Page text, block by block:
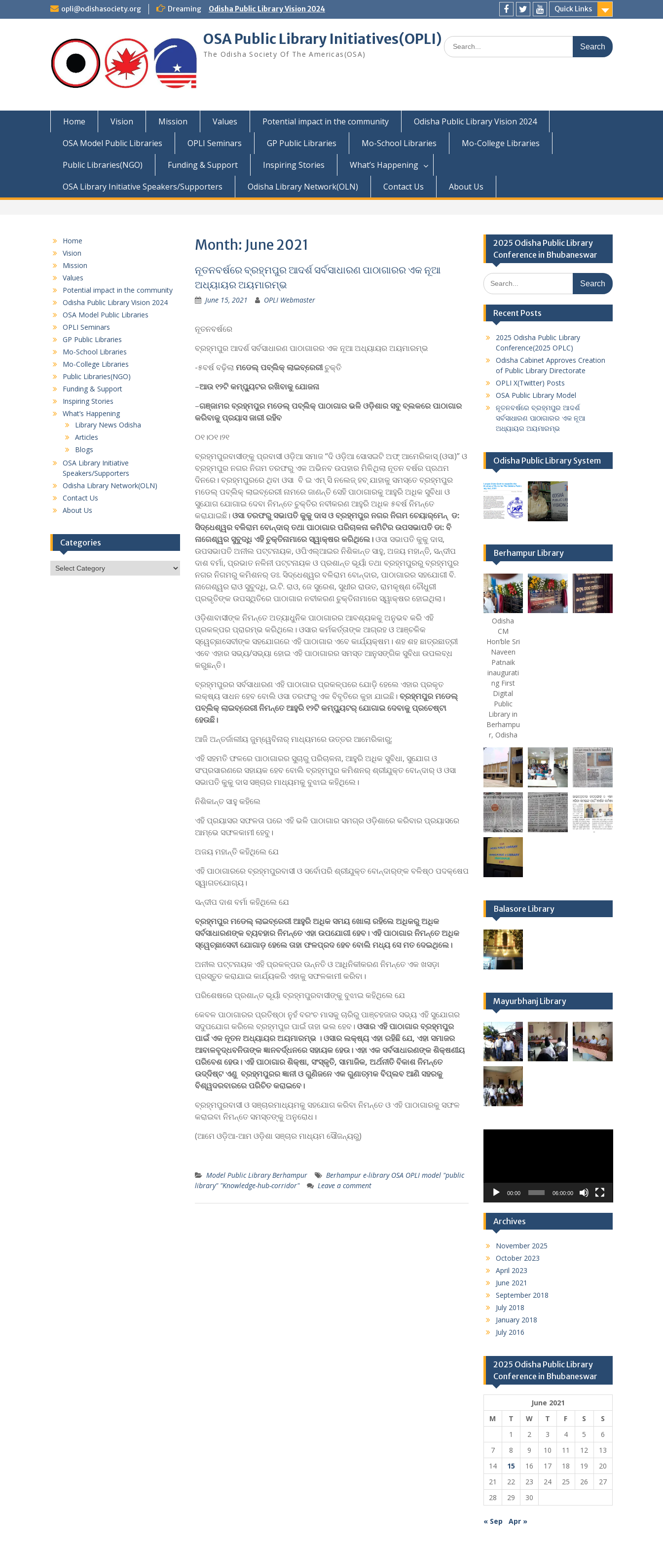
opli@odishasociety.org Dreaming Odisha Public Library Vision 2024
Quick Links
Facebook
TwitterYoutube
OSA Public Library Initiatives(OPLI)
The Odisha Society Of The Americas(OSA)
Search
for:
Home Vision Mission Values Potential impact in the community
Odisha Public Library Vision 2024
OSA Model Public Libraries
OPLI Seminars GP Public Libraries Mo-School Libraries
Mo-College Libraries
Public Libraries(NGO)
Funding & Support Inspiring Stories
What’s Happening
OSA Library Initiative Speakers/Supporters
Odisha Library Network(OLN) Contact Us About Us
Month: June 2021
ନୂତନବର୍ଷରେ ବ୍ରହ୍ମପୁର ଆଦର୍ଶ ସର୍ବସାଧାରଣ ପାଠାଗାରର ଏକ ନୂଆ
ଅଧ୍ୟାୟର ଅୟମାରମ୍ଭ
June 15, 2021 OPLI Webmaster
ନୂତନବର୍ଷରେ
ବ୍ରହ୍ମପୁର ଆଦର୍ଶ ସର୍ବସାଧାରଣ ପାଠାଗାରର ଏକ ନୂଆ ଅଧ୍ୟାୟର ଅୟମାରମ୍ଭ
-୫ବର୍ଷ ବଢ଼ିଲାମଡେଲ୍‌ ପବ୍ଲିକ୍‌ ଲାଇବ୍ରେରୀଚୁକ୍ତି
–ଆଉ ୧୨ଟି କମ୍ପ୍ୟୁଟର ରଖିବାକୁ ଯୋଜନା
–ଗଞ୍ଜାମର ବ୍ରହ୍ମପୁର ମଡେଲ୍‌ ପବ୍ଲିକ୍‌ ପାଠାଗାର ଭଳି ଓଡ଼ିଶାର ସବୁ ବ୍ଲକରେ ପାଠାଗାର
କରିବାକୁ ପ୍ରୟାସ ଜାରୀ ରହିବ
୦୧।୦୧।୨୧
ବ୍ରହ୍ମପୁରବାସୀଙ୍କୁ ପ୍ରବାସୀ ଓଡ଼ିଆ ସମାଜ “ଦି ଓଡ଼ିଆ ସୋସଇଟି ଅଫ୍‌ ଆମେରିକାସ୍‌ (ଓସା)” ଓ
ବ୍ରହ୍ମପୁର ନଗର ନିଗମ ତରଫରୁ ଏକ ଅଭିନବ ଉପହାର ମିଳିଥିଲା ନୂତନ ବର୍ଷର ପ୍ରଥମ
ଦିନରେ। ବ୍ରହ୍ମପୁରରେ ଥିବା ଓସା ବି ଇ ଏମ୍‌ ସି ନଲେଜ୍‌ ହବ୍‌ ଯାହାକୁ ସମସ୍ତେ ବ୍ରହ୍ମପୁର
ମଡେଲ୍‌ ପବ୍ଲିକ୍‌ ଲାଇବ୍ରେରୀ ନାମରେ ଜାଣନ୍ତି ସେହି ପାଠାଗାରକୁ ଆହୁରି ଅଧିକ ସୁବିଧା ଓ
ସୁଯୋଗ ଯୋଗାଇ ଦେବା ନିମନ୍ତେ ଚୁକ୍ତିର ନବୀକରଣ ଆହୁରି ଅଧିକ ୫ବର୍ଷ ନିମନ୍ତେ
କରାଯାଇଛି। ଓସା ତରଫରୁ ସଭାପତି କୁକୁ ଦାସ ଓ ବ୍ରହ୍ମପୁର ନଗର ନିଗମ ଚେୟାର୍‌ମେନ୍‌ ଡ:
ସିଦ୍ଧେଶ୍ୱର ବଳିରାମ ବୋନ୍ଦାର୍‌ ତଥା ପାଠାଗାର ପରିଚାଳନା କମିଟିର ଉପସଭାପତି ଡା: ବି
ନାଗେଶ୍ୱର ସୁବୁଦ୍ଧି ଏହି ଚୁକ୍ତିନାମାରେ ସ୍ୱାକ୍ଷର କରିଥିଲେ।ଓସା ସଭାପତି କୁକୁ ଦାସ,
ଉପସଭାପତି ଅନୀଲ ପଟ୍ଟନାୟକ, ଓପିଏଲ୍‌ଆଇର ନିଶିକାନ୍ତ ସାହୁ, ଅଜୟ ମହାନ୍ତି, ସନ୍ଦୀପ
ଦାଶ ବର୍ମା, ପ୍ରଭାତ ନଳିନୀ ପଟ୍ଟନାୟକ ଓ ପ୍ରଶାନ୍ତ ଭୂୟାଁ ତଥା ବ୍ରହ୍ମପୁରରୁ ବ୍ରହ୍ମପୁର
ନଗର ନିଗମରୁ କମିଶନର୍‌ ଡଃ. ସିଦ୍ଧେଶ୍ୱର ବଳିରାମ ବୋନ୍ଦାର, ପାଠାଗାରର ସହଯୋଗୀ ବି.
ନାଗେଶ୍ୱର ରାଓ ସୁବୁଦ୍ଧି, ଇ.ଟି. ରାଓ, ଜେ ସୁରେଶ, ସୁଧୀର ରାଉତ, ରାମକୃଷ୍ଣ ଚୌଧୁରୀ
ପ୍ରଭୃତିଙ୍କ ଉପସ୍ଥିତିରେ ପାଠାଗାର ନବୀକରଣ ଚୁକ୍ତିନାମାରେ ସ୍ୱାକ୍ଷର ହୋଇଥିଲା।
ଓଡ଼ିଶାବାସୀଙ୍କ ନିମନ୍ତେ ଅତ୍ୟାଧୁନିକ ପାଠାଗାରର ଆବଶ୍ୟକକୁ ଅନୁଭବ କରି ଏହି
ପ୍ରକଳ୍ପର ପ୍ରାରମ୍ଭ କରିଥିଲେ। ଓସାର କର୍ମକର୍ତ୍ତାଙ୍କ ଆଗ୍ରହ ଓ ଆଞ୍ଚଳିକ
ସ୍ୱେଚ୍ଛାସେବୀଙ୍କ ସହଯୋଗରେ ଏହି ପାଠାଗାର ଏବେ କାର୍ଯ୍ୟକ୍ଷମ। ଶହ ଶହ ଛାତ୍ରଛାତ୍ରୀ
ଏବେ ଏହାର ସଭ୍ୟ/ସଭ୍ୟା ହୋଇ ଏହି ପାଠାଗାରର ସମସ୍ତ ଆନୁସଙ୍ଗିକ ସୁବିଧା ଉପଲବ୍‌ଧ
କରୁଛନ୍ତି।
ବ୍ରହ୍ମପୁରର ସର୍ବସାଧାରଣ ଏହି ପାଠାଗାର ପ୍ରକଳ୍ପରେ ଯୋଡ଼ି ହେଲେ ଏହାର ପ୍ରକୃତ
ଲକ୍ଷ୍ୟ ସାଧନ ହେବ ବୋଲି ଓସା ତରଫରୁ ଏକ ବିବୃତିରେ କୁହା ଯାଇଛି। ବ୍ରହ୍ମପୁର ମଡେଲ୍‌
ପବ୍ଲିକ୍‌ ଲାଇବ୍ରେରୀ ନିମନ୍ତେ ଆହୁରି ୧୨ଟି କମ୍ପ୍ୟୁଟର୍‌ ଯୋଗାଇ ଦେବାକୁ ପ୍ରଚେଷ୍ଟା
ହେଉଛି।
ଆଜି ଅନ୍ତର୍ଜାଲୀୟ ଜୁମ୍‌ୱେବିନାର୍‌ ମାଧ୍ୟମରେ ଉତ୍ତର ଆମେରିକାରୁ;
ଏହି ସହମତି ଫଳରେ ପାଠାଗାରର ସୁଚାରୁ ପରିଚାଳନା, ଆହୁରି ଅଧିକ ସୁବିଧା, ସୁଯୋଗ ଓ
ସଂପ୍ରସାରଣରେ ସହାୟକ ହେବ ବୋଲି ବ୍ରହ୍ମପୁର କମିଶନର୍‌ ଶ୍ରୀଯୁକ୍ତ ବୋନ୍ଦାର୍‌ ଓ ଓସା
ସଭାପତି କୁକୁ ଦାସ ସଞ୍ଚାର ମାଧ୍ୟମକୁ ବୁଝାଇ କହିଥିଲେ।
ନିଶିକାନ୍ତ ସାହୁ କହିଲେ
ଏହି ପ୍ରୟାସର ସଫଳତା ପରେ ଏହି ଭଳି ପାଠାଗାର ସମଗ୍ର ଓଡ଼ିଶାରେ କରିବାର ପ୍ରୟାସରେ
ଆମ୍ଭେ ସଫଳକାମୀ ହେବୁ।
ଅଜୟ ମହାନ୍ତି କହିଥିଲେ ଯେ
ଏହି ପାଠାଗାରରେ ବ୍ରହ୍ମପୁରବାସୀ ଓ ସର୍ବୋପରି ଶ୍ରୀଯୁକ୍ତ ବୋନ୍ଦାର୍‌ଙ୍କ ବଳିଷ୍ଠ ପଦକ୍ଷେପ
ସ୍ୱାଗତଯୋଗ୍ୟ।
ସନ୍ଦୀପ ଦାଶ ବର୍ମା କହିଥିଲେ ଯେ
ବ୍ରହ୍ମପୁର ମଡେଲ୍‌ ଲାଇବ୍ରେରୀ ଆହୁରି ଅଧିକ ସମୟ ଖୋଲା ରହିଲେ ଅଧିକରୁ ଅଧିକ
ସର୍ବସାଧାରଣଙ୍କ ବ୍ୟବହାର ନିମନ୍ତେ ଏହା ଉପଯୋଗୀ ହେବ। ଏହି ପାଠାଗାର ନିମନ୍ତେ ଅଧିକ
ସ୍ୱେଚ୍ଛାସେବୀ ଯୋଗାଡ଼ ହେଲେ ତାହା ଫଳପ୍ରଦ ହେବ ବୋଲି ମଧ୍ୟ ସେ ମତ ଦେଇଥିଲେ।
ଅନୀଲ ପଟ୍ଟନାୟକ ଏହି ପ୍ରକଳ୍ପର ଉନ୍ନତି ଓ ଆଧିନିକୀକରଣ ନିମନ୍ତେ ଏକ ଖସଡ଼ା
ପ୍ରସ୍ତୁତ କରାଯାଇ କାର୍ଯ୍ୟକରି ଏହାକୁ ସଫଳକାମୀ କରିବା।
ପରିଶେଷରେ ପ୍ରଶାନ୍ତ ଭୂୟାଁ ବ୍ରହ୍ମପୁରବାସୀଙ୍କୁ ବୁଝାଇ କହିଥିଲେ ଯେ
କେବଳ ପାଠାଗାରର ପ୍ରତିଷ୍ଠା ନୁହଁ ବରଂଚ ମାସକୁ ଚାରିରୁ ପାଞ୍ଚହଜାର ସଭ୍ୟ ଏହି ସୁଯୋଗର
ସଦୁପଯୋଗ କରିଲେ ବ୍ରହ୍ମପୁର ପାଇଁ ତାହା ଭଲ ହେବ। ଓସାର ଏହି ପାଠାଗାର ବ୍ରହ୍ମପୁର
ପାଇଁ ଏକ ନୂତନ ଅଧ୍ୟାୟର ଅୟମାରମ୍ଭ । ଓସାର ଲକ୍ଷ୍ୟ ଏହା ରହିଛି ଯେ, ଏହା ସମାଜର
ଆବାଳବୃଦ୍ଧବନିତାଙ୍କ ଜ୍ଞାନବର୍ଦ୍ଧନରେ ସହାୟକ ହେଉ। ଏହା ଏକ ସର୍ବସାଧାରଣଙ୍କ ଶିକ୍ଷଣୀୟ
ପରିବେଶ ହେଉ। ଏହି ପାଠାଗାର ଶିକ୍ଷା, ସଂସ୍କୃତି, ସାମାଜିକ, ଅର୍ଥନୀତି ବିକାଶ ନିମନ୍ତେ
ଉଦ୍ଦିଷ୍ଟ ଏଣୁ ବ୍ରହ୍ମପୁରର ଜ୍ଞାନୀ ଓ ଗୁଣିଜନେ ଏକ ଗୁଣାତ୍ମକ ବିପ୍ଲବ ଆଣି ସହରକୁ
ବିଶ୍ୱଦରବାରରେ ପରିଚିତ କରାଇବେ।
ବ୍ରହ୍ମପୁରବାସୀ ଓ ସଞ୍ଚାରମାଧ୍ୟମକୁ ସହଯୋଗ କରିବା ନିମନ୍ତେ ଓ ଏହି ପାଠାଗାରକୁ ସଫଳ
କରାଇବା ନିମନ୍ତେ ସମସ୍ତଙ୍କୁ ଅନୁରୋଧ।
(ଆମେ ଓଡ଼ିଆ-ଆମ ଓଡ଼ିଶା ସଞ୍ଚାର ମାଧ୍ୟମ ସୌଜନ୍ୟରୁ)
Model Public Library Berhampur
Berhampur e-library OSA OPLI model "public
library" "Knowledge-hub-corridor"
Leave a comment
2025 Odisha Public Library
Conference in Bhubaneswar
Search
for:
Recent Posts
2025 Odisha Public Library
Conference(2025 OPLC)
Odisha Cabinet Approves Creation
of Public Library Directorate
OPLI X(Twitter) Posts
OSA Public Library Model
ନୂତନବର୍ଷରେ ବ୍ରହ୍ମପୁର ଆଦର୍ଶ
ସର୍ବସାଧାରଣ ପାଠାଗାରର ଏକ ନୂଆ
ଅଧ୍ୟାୟର ଅୟମାରମ୍ଭ
Odisha Public Library System
Berhampur Library
Odisha
CM
Hon’ble Sri
Naveen
Patnaik
inaugurati
ng First
Digital
Public
Library in
Berhampu
r, Odisha
Balasore Library
Mayurbhanj Library
00:00 06:00:00
Archives
November 2025
October 2023
April 2023
June 2021
September 2018
July 2018
January 2018
July 2016
2025 Odisha Public Library
Conference in Bhubaneswar
June 2021
M
T W T F S
S
1
2 3 4 5
6
7
8 9 10 11 12
13
14
15 16 17 18 19
20
21
22 23 24 25 26
27
28
29 30
« Sep Apr »
Home
Vision
Mission
Values
Potential impact in the community
Odisha Public Library Vision 2024
OSA Model Public Libraries
OPLI Seminars
GP Public Libraries
Mo-School Libraries
Mo-College Libraries
Public Libraries(NGO)
Funding & Support
Inspiring Stories
What’s Happening
Library News Odisha
Articles
Blogs
OSA Library Initiative
Speakers/Supporters
Odisha Library Network(OLN)
Contact Us
About Us
Categories
Categories